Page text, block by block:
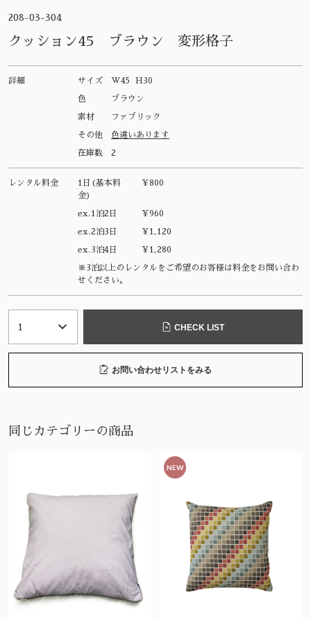
208-03-304
クッション45 ブラウン 変形格子
詳細 サイズ W45 H30
色 ブラウン
素材 ファブリック
その他 色違いあります
在庫数 2
レンタル料金
1日(基本料
金)
¥800
ex.1泊2日 ¥960
ex.2泊3日 ¥1,120
ex.3泊4日 ¥1,280
※3泊以上のレンタルをご希望のお客様は料金をお問い合わ
せください。
CHECK LIST
お問い合わせリストをみる
同じカテゴリーの商品
NEW